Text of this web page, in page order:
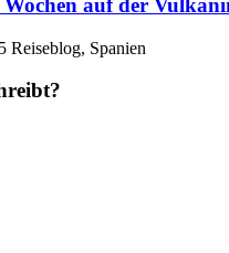
auf der
Reiseblog, Spanien